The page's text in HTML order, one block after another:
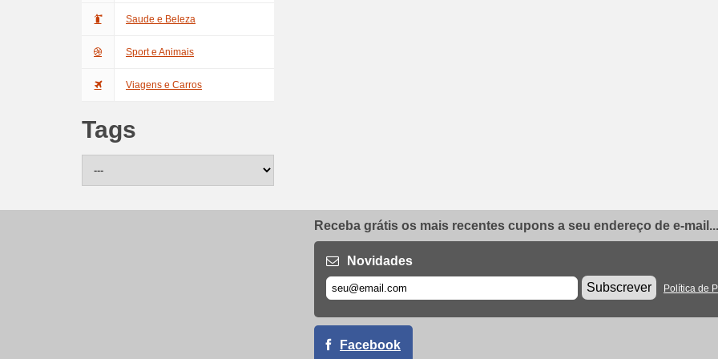
Saude e Beleza
Sport e Animais
Viagens e Carros
Tags
Receba grátis os mais recentes cupons a seu endereço de e-mail...
Novidades
Subscrever
Política de
Facebook